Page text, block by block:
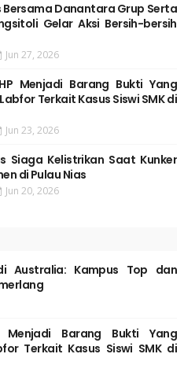
Bersama Danantara Grup Serta
Gelar Aksi Bersih-bersih
Jun 27, 2026
Menjadi Barang Bukti Yang
Terkait Kasus Siswi SMK di
Jun 23, 2026
Siaga Kelistrikan Saat Kunker
di Pulau Nias
Jun 20, 2026
Australia: Kampus Top dan
Barang Bukti Yang
Terkait Kasus Siswi SMK di